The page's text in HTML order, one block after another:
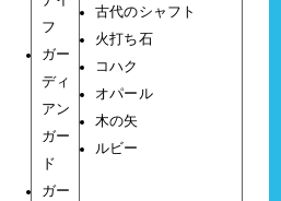
フ
ガー
ディ
アン
ガー
ド
ガー
古代のシャフト
火打ち石
コハク
オパール
木の矢
ルビー